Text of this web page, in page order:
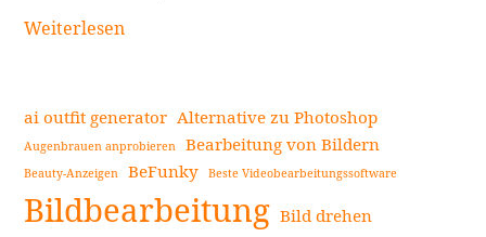
Videobearbeitungssoftware
Budgets
weiterlesen
Weiterlesen
Seitenleiste
ai outfit generator Alternative zu Photoshop
Augenbrauen anprobieren Bearbeitung von Bildern
Beauty-Anzeigen BeFunky Beste Videobearbeitungssoftware
Bildbearbeitung Bild drehen